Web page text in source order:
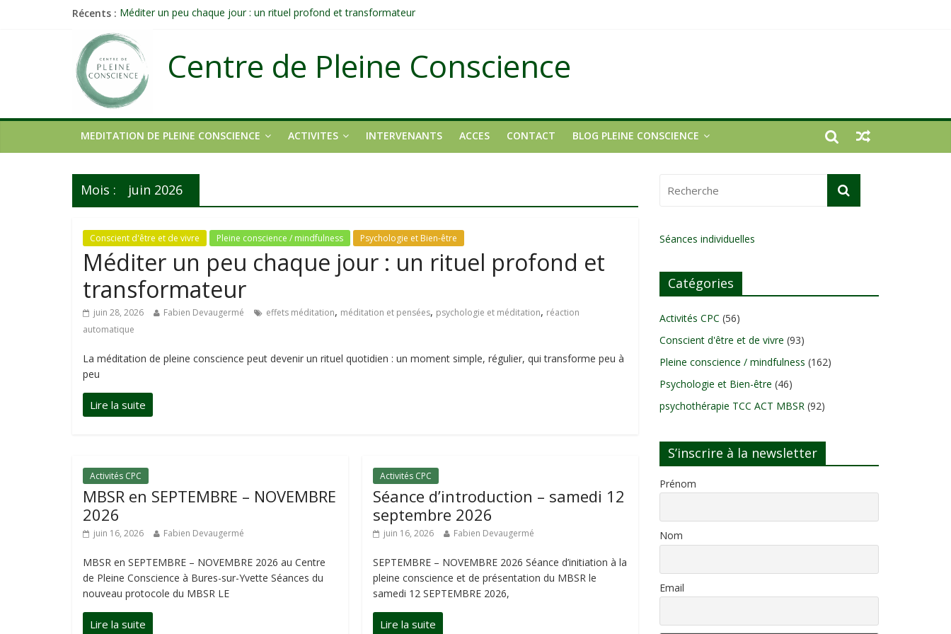
Récents : Méditer un peu chaque jour : un rituel profond et transformateur
Célébrer la Vie jusque dans les petites actions
Quand on n’arrive plus à agir : et si ce n’était pas un manque de volonté ?
Une attention consciente d’elle-même, non dirigée par le mental
Centre de Pleine Conscience
MEDITATION DE PLEINE CONSCIENCE ACTIVITES INTERVENANTS ACCES CONTACT BLOG PLEINE CONSCIENCE
Mois : juin 2026
Conscient d'être et de vivre Pleine conscience / mindfulness Psychologie et Bien-être
Méditer un peu chaque jour : un rituel profond et
transformateur
juin 28, 2026 Fabien Devaugermé effets méditation, méditation et pensées, psychologie et méditation, réaction
automatique
La méditation de pleine conscience peut devenir un rituel quotidien : un moment simple, régulier, qui transforme peu à
peu
Activités CPC
MBSR en SEPTEMBRE – NOVEMBRE
2026
juin 16, 2026 Fabien Devaugermé
MBSR en SEPTEMBRE – NOVEMBRE 2026 au Centre
de Pleine Conscience à Bures-sur-Yvette Séances du
nouveau protocole du MBSR LE
Activités CPC
Séance d’introduction – samedi 12
septembre 2026
juin 16, 2026 Fabien Devaugermé
SEPTEMBRE – NOVEMBRE 2026 Séance d’initiation à la
pleine conscience et de présentation du MBSR le
samedi 12 SEPTEMBRE 2026,
Séances individuelles
Catégories
Activités CPC (56)
Conscient d'être et de vivre (93)
Pleine conscience / mindfulness (162)
Psychologie et Bien-être (46)
psychothérapie TCC ACT MBSR (92)
S’inscrire à la newsletter
Prénom
Nom
Email